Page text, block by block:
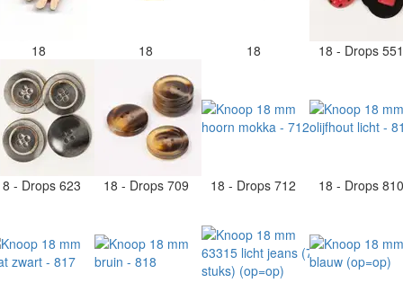
18 18 18 18 - Drops
- Drops 623 18 - Drops 709 18 - Drops 712 18 - Drops